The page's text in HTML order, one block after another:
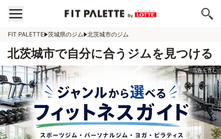
FIT PALETTE 茨城県のジム 北茨城市のジム
北茨城市で自分に合うジムを見つける